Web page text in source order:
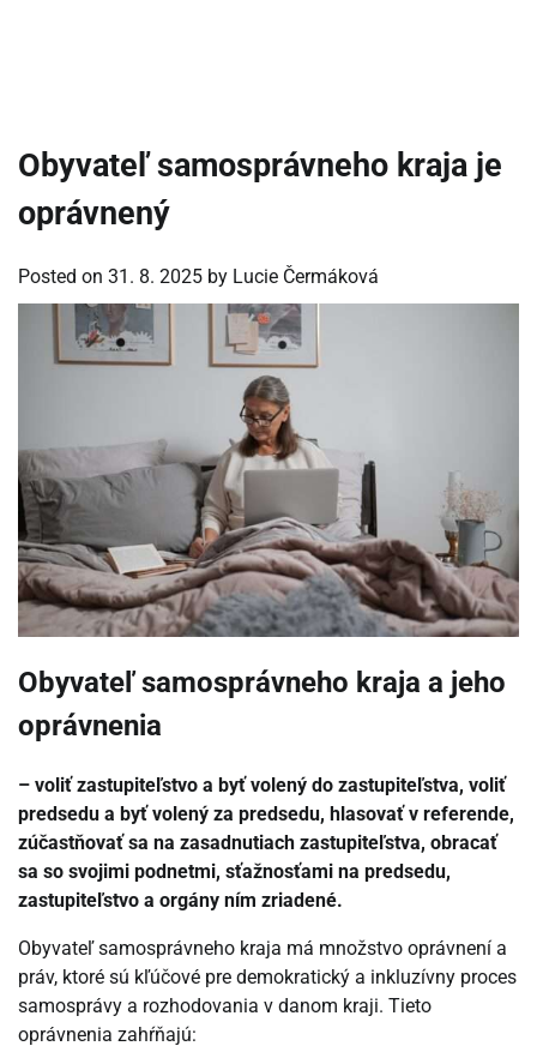
Obyvateľ samosprávneho kraja je
oprávnený
Posted on 31. 8. 2025 by Lucie Čermáková
Obyvateľ samosprávneho kraja a jeho
oprávnenia
– voliť zastupiteľstvo a byť volený do zastupiteľstva, voliť
predsedu a byť volený za predsedu, hlasovať v referende,
zúčastňovať sa na zasadnutiach zastupiteľstva, obracať
sa so svojimi podnetmi, sťažnosťami na predsedu,
zastupiteľstvo a orgány ním zriadené.
Obyvateľ samosprávneho kraja má množstvo oprávnení a
práv, ktoré sú kľúčové pre demokratický a inkluzívny proces
samosprávy a rozhodovania v danom kraji. Tieto
oprávnenia zahŕňajú: